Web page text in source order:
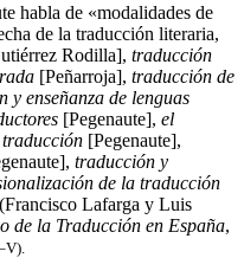
habla de «modalidades de
de la traducción literaria,
Rodilla], traducción
[Peñarroja], traducción de
y enseñanza de lenguas
[Pegenaute], el
traducción [Pegenaute],
traducción y
de la traducción
Lafarga y Luis
de la Traducción en España,